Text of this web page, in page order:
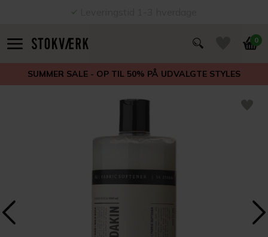
0
SUMMER SALE - OP TIL 50% PÅ UDVALGTE STYLES